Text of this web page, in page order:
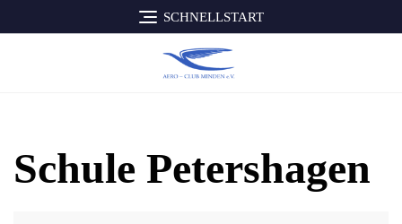
to
SCHNELLSTART
Schule Petershagen